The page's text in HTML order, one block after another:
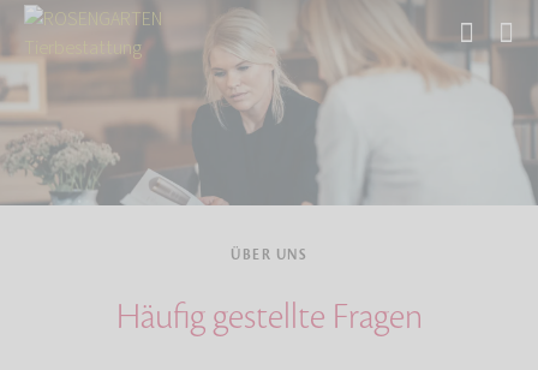
Start
ÜBER UNS
Häufig gestellte Fragen